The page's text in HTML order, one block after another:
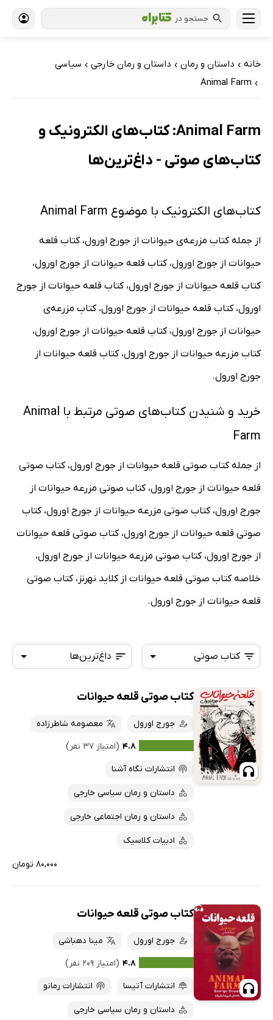
جستجو در
خانه › داستان و رمان › داستان و رمان خارجی › سیاسی
›
Animal Farm
Animal Farm: کتاب‌های الکترونیک و
کتاب‌های صوتی - داغ‌ترین‌ها
کتاب‌های الکترونیک با موضوع Animal Farm
از جمله کتاب مزرعه‌ی حیوانات از جورج اورول، کتاب قلعه‌
حیوانات از جورج اورول، کتاب قلعه حیوانات از جورج اورول،
کتاب قلعه حیوانات از جورج اورول، کتاب قلعه حیوانات از جورج
اورول، کتاب قلعه حیوانات از جورج اورول، کتاب مزرعه‌ی
حیوانات از جورج اورول، کتاب قلعه حیوانات از جورج اورول،
کتاب مزرعه‌ حیوانات از جورج اورول، کتاب قلعه حیوانات از
جورج اورول.
خرید و شنیدن کتاب‌های صوتی مرتبط با Animal
Farm
از جمله کتاب صوتی قلعه حیوانات از جورج اورول، کتاب صوتی
قلعه حیوانات از جورج اورول، کتاب صوتی مزرعه حیوانات از
جورج اورول، کتاب صوتی مزرعه حیوانات از جورج اورول، کتاب
صوتی قلعه حیوانات از جورج اورول، کتاب صوتی قلعه حیوانات
از جورج اورول، کتاب صوتی مزرعه حیوانات از جورج اورول،
خلاصه کتاب صوتی قلعه حیوانات از کلاید نهرنز، کتاب صوتی
قلعه حیوانات از جورج اورول.
داغ‌ترین‌ها
تازه‌ها
داغ‌ترین‌ها
پرفروش‌ها
پربحث‌ها
ارزان ترین‌ها
کتاب صوتی
همه کتاب‌ها
کتاب‌های صوتی
کتاب‌های متنی
کتاب صوتی قلعه حیوانات
جورج اورول
معصومه شاطرزاده
۴.۸ (امتیاز ۳۷ نفر)
انتشارات نگاه آشنا
داستان و رمان سیاسی خارجی
داستان و رمان اجتماعی خارجی
ادبیات کلاسیک
۸۰,۰۰۰ تومان
کتاب صوتی قلعه حیوانات
جورج اورول
مینا دهباشی
۴.۸ (امتیاز ۲۰۹ نفر)
انتشارات آتیسا
انتشارات رمانو
داستان و رمان سیاسی خارجی